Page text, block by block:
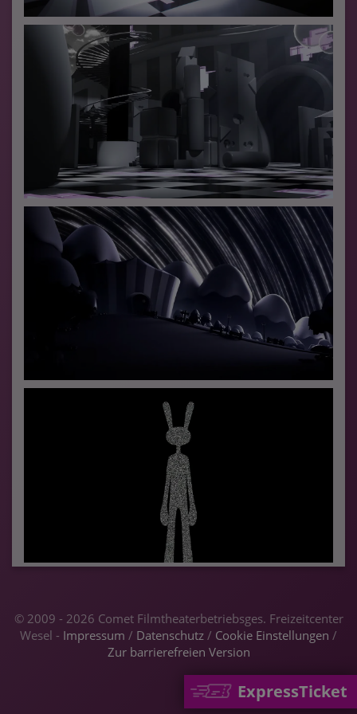
ExpressTicket
© 2009 - 2026 Comet Filmtheaterbetriebsges. Freizeitcenter
Wesel - Impressum / Datenschutz / Cookie Einstellungen /
Zur barrierefreien Version